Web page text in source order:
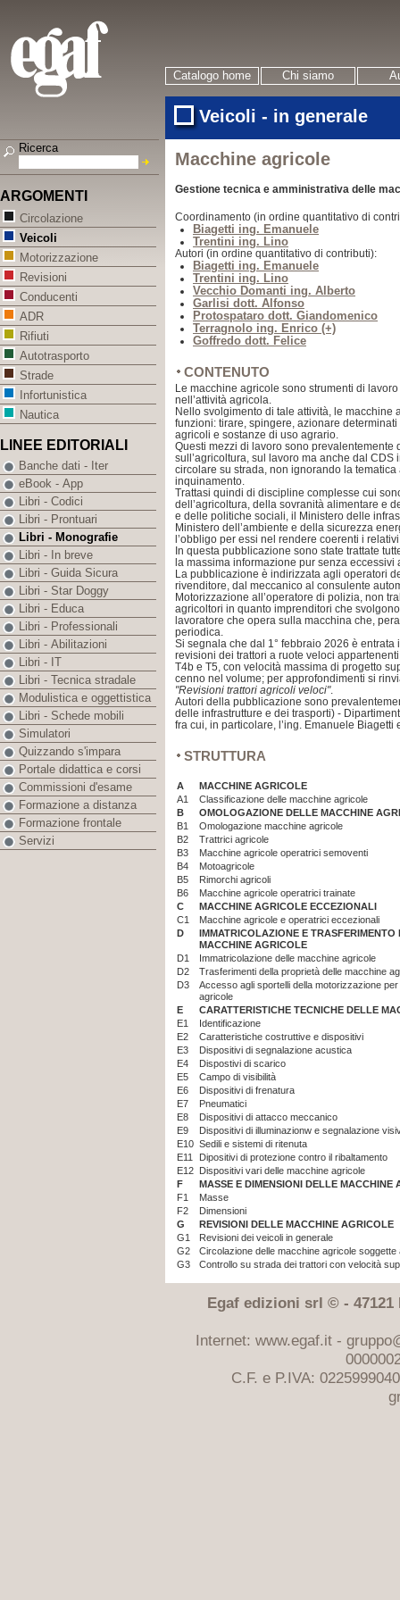
Catalogo home Chi siamo
Veicoli - in generale
Macchine agricole
Gestione tecnica e amministrativa delle
Coordinamento (in ordine quantitativo di
Biagetti ing. Emanuele
Trentini ing. Lino
Autori (in ordine quantitativo di contributi):
Biagetti ing. Emanuele
Trentini ing. Lino
Vecchio Domanti ing. Alberto
Garlisi dott. Alfonso
Protospataro dott. Giandomenico
Terragnolo ing. Enrico (+)
Goffredo dott. Felice
CONTENUTO
Le macchine agricole sono strumenti di
nell’attività agricola.
Nello svolgimento di tale attività, le macchine
funzioni: tirare, spingere, azionare
agricoli e sostanze di uso agrario.
Questi mezzi di lavoro sono prevalentemente
sull’agricoltura, sul lavoro ma anche dal
circolare su strada, non ignorando la
inquinamento.
Trattasi quindi di discipline complesse cui
dell’agricoltura, della sovranità alimentare e
e delle politiche sociali, il Ministero delle
Ministero dell’ambiente e della sicurezza
l’obbligo per essi nel rendere coerenti i
In questa pubblicazione sono state trattate
la massima informazione pur senza eccessivi
La pubblicazione è indirizzata agli operatori
rivenditore, dal meccanico al consulente
Motorizzazione all’operatore di polizia, non
agricoltori in quanto imprenditori che
lavoratore che opera sulla macchina che,
periodica.
Si segnala che dal 1° febbraio 2026 è
revisioni dei trattori a ruote veloci
T4b e T5, con velocità massima di progetto
cenno nel volume; per approfondimenti si
"Revisioni trattori agricoli veloci".
Autori della pubblicazione sono
delle infrastrutture e dei trasporti) -
fra cui, in particolare, l’ing. Emanuele Biagetti
STRUTTURA
A
MACCHINE AGRICOLE
A1
Classificazione delle macchine agricole
B
OMOLOGAZIONE DELLE MACCHINE
B1
Omologazione macchine agricole
B2
Trattrici agricole
B3
Macchine agricole operatrici semoventi
B4
Motoagricole
B5
Rimorchi agricoli
B6
Macchine agricole operatrici trainate
C
MACCHINE AGRICOLE ECCEZIONALI
C1
Macchine agricole e operatrici eccezionali
D
IMMATRICOLAZIONE E
MACCHINE AGRICOLE
D1
Immatricolazione delle macchine agricole
D2
Trasferimenti della proprietà delle macchine
D3
Accesso agli sportelli della motorizzazione
agricole
E
CARATTERISTICHE TECNICHE DELLE
E1
Identificazione
E2
Caratteristiche costruttive e dispositivi
E3
Dispositivi di segnalazione acustica
E4
Dispostivi di scarico
E5
Campo di visibilità
E6
Dispositivi di frenatura
E7
Pneumatici
E8
Dispositivi di attacco meccanico
E9
Dispositivi di illuminazionw e segnalazione
E10 Sedili e sistemi di ritenuta
E11
Dipositivi di protezione contro il ribaltamento
E12 Dispositivi vari delle macchine agricole
F
MASSE E DIMENSIONI DELLE MACCHINE
F1
Masse
F2
Dimensioni
G
REVISIONI DELLE MACCHINE AGRICOLE
G1
Revisioni dei veicoli in generale
G2
Circolazione delle macchine agricole soggette
G3
Controllo su strada dei trattori con velocità
Egaf edizioni srl © - 47121
Internet: www.egaf.it -
C.F. e P.IVA:
Ricerca
ARGOMENTI
Circolazione
Veicoli
Motorizzazione
Revisioni
Conducenti
ADR
Rifiuti
Autotrasporto
Strade
Infortunistica
Nautica
LINEE EDITORIALI
Banche dati - Iter
eBook - App
Libri - Codici
Libri - Prontuari
Libri - Monografie
Libri - In breve
Libri - Guida Sicura
Libri - Star Doggy
Libri - Educa
Libri - Professionali
Libri - Abilitazioni
Libri - IT
Libri - Tecnica stradale
Modulistica e oggettistica
Libri - Schede mobili
Simulatori
Quizzando s'impara
Portale didattica e corsi
Commissioni d'esame
Formazione a distanza
Formazione frontale
Servizi